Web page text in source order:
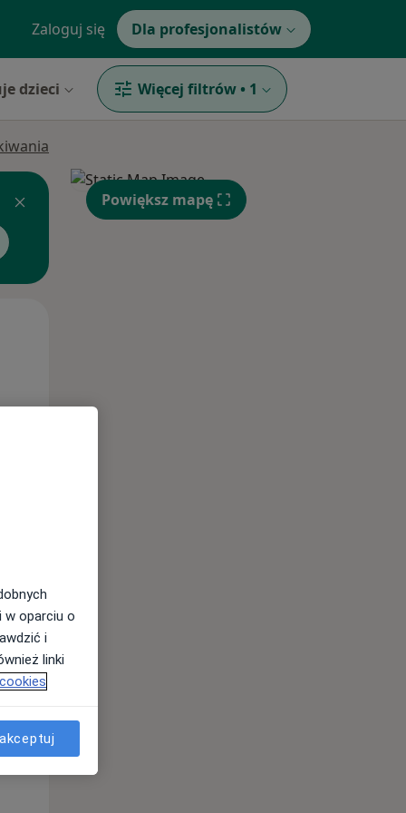
Zaloguj się Dla profesjonalistów
dzieci Więcej filtrów • 1
Wt,
11 Sie
Powiększ mapę
w oparciu o
i
linki